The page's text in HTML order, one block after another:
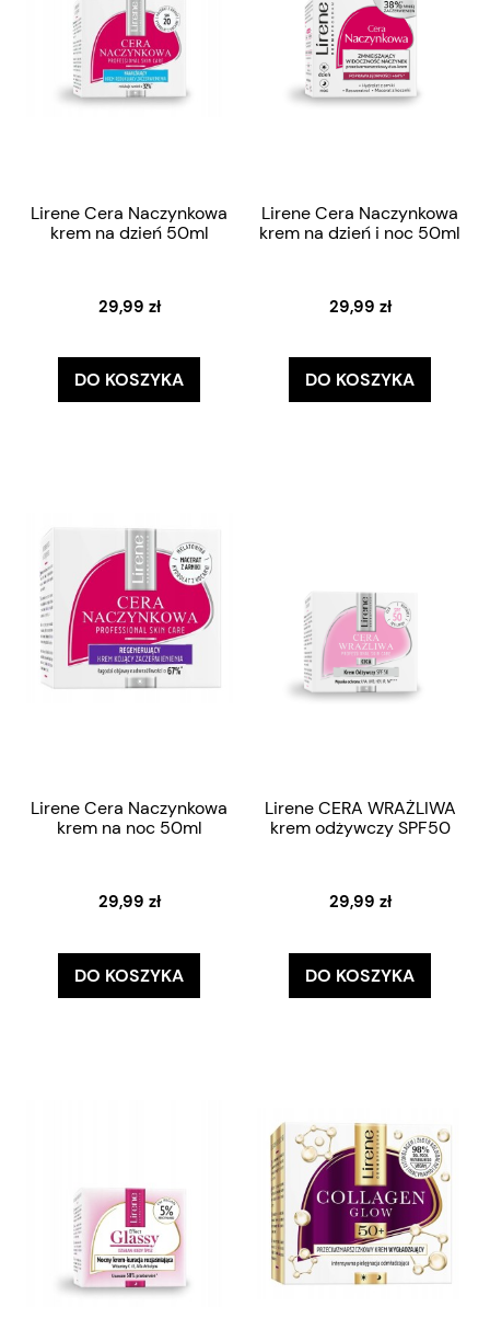
Lirene Cera Naczynkowa
krem na dzień 50ml
29,99 zł
DO KOSZYKA
Lirene Cera Naczynkowa
krem na dzień i noc 50ml
29,99 zł
DO KOSZYKA
Lirene Cera Naczynkowa
krem na noc 50ml
29,99 zł
DO KOSZYKA
Lirene CERA WRAŻLIWA
krem odżywczy SPF50
29,99 zł
DO KOSZYKA